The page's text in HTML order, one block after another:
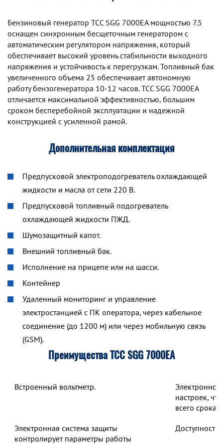
Бензиновый генератор TCC SGG 7000EA мощностью 7.5
оснащен синхронным беcщеточным генератором с
автоматическим регулятором напряжения, который
обеспечивает высокий уровень стабильности выходного
напряжения и устойчивость к перегрузкам. Топливный бак
увеличенного объема 25 обеспечивает автономную
работу бензогенератора 10-12 часов. TCC SGG 7000EA
отличается максимальной эффективностью, большим
сроком бесперебойной эксплуатации и надежной
конструкцией с усиленной рамой.
Дополнительная комплектация
Предпусковой электроподогреватель охлаждающей
жидкости и масла от сети 220 В.
Предпусковой топливный подогреватель
охлаждающей жидкости ПЖД.
Шумозащитный капот.
Внешний топливный бак.
Исполнение на прицепе или на шасси.
Контейнер
Удаленный мониторинг и управление
электростанцией с ПК оператора, через кабельное
соединение (до 1200 м) или через мобильную связь
(GSM).
Преимущества ТСС SGG 7000EA
Встроенный вольтметр.
настроек,
всего срока
Электронная система защиты
контролирует параметры работы
Доступность